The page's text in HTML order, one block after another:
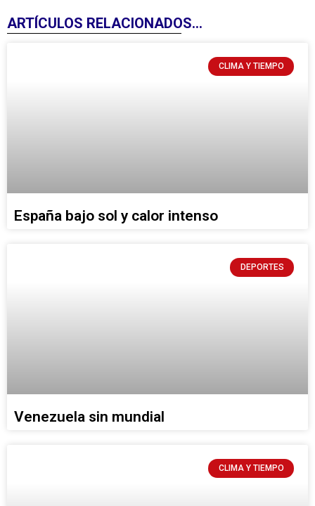
ARTÍCULOS RELACIONADOS...
CLIMA Y TIEMPO
España bajo sol y calor intenso
DEPORTES
Venezuela sin mundial
CLIMA Y TIEMPO